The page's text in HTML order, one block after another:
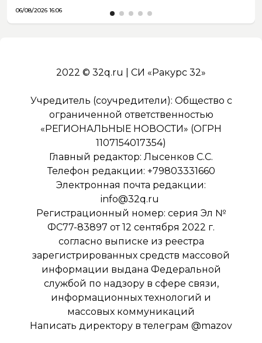
06/08/2026 16:06
2022 © 32q.ru | СИ «Ракурс 32»
Учредитель (соучредители): Общество с
ограниченной ответственностью
«РЕГИОНАЛЬНЫЕ НОВОСТИ» (ОГРН
1107154017354)
Главный редактор: Лысенков С.С.
Телефон редакции: +79803331660
Электронная почта редакции:
info@32q.ru
Регистрационный номер: серия Эл №
ФС77-83897 от 12 сентября 2022 г.
согласно выписке из реестра
зарегистрированных средств массовой
информации выдана Федеральной
службой по надзору в сфере связи,
информационных технологий и
массовых коммуникаций
Написать директору в телеграм @mazov